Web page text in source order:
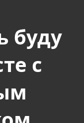
буду
с